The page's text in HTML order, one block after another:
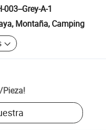
003--Grey-A-1
Montaña, Camping
/Pieza!